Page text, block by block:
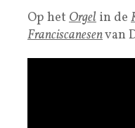
Op het Orgel in de
Franciscanesenvan